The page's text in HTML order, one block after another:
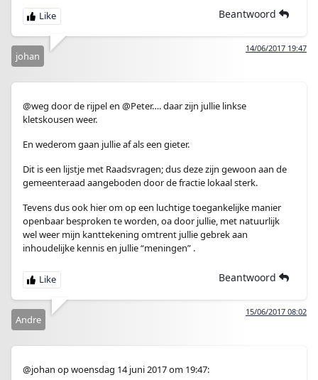
Beantwoord
14/06/2017 19:47
johan
@weg door de rijpel en @Peter…. daar zijn jullie linkse
kletskousen weer.
En wederom gaan jullie af als een gieter.
Dit is een lijstje met Raadsvragen; dus deze zijn gewoon aan de
gemeenteraad aangeboden door de fractie lokaal sterk.
Tevens dus ook hier om op een luchtige toegankelijke manier
openbaar besproken te worden, oa door jullie, met natuurlijk
wel weer mijn kanttekening omtrent jullie gebrek aan
inhoudelijke kennis en jullie “meningen” .
Beantwoord
15/06/2017 08:02
Andre
@johan op woensdag 14 juni 2017 om 19:47: